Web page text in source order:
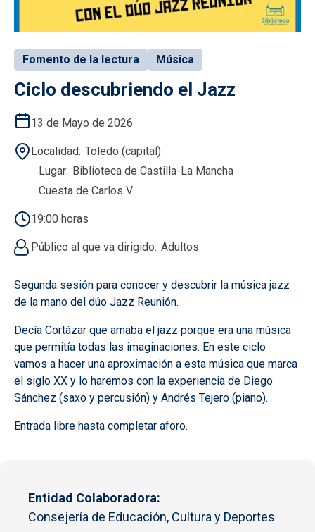
Fomento de la lectura Música
Ciclo descubriendo el Jazz
13 de Mayo de 2026
Localidad Toledo (capital)
Lugar Biblioteca de Castilla-La Mancha
Cuesta de Carlos V
19:00 horas
Público al que va dirigido Adultos
Segunda sesión para conocer y descubrir la música jazz
de la mano del dúo Jazz Reunión.
Decía Cortázar que amaba el jazz porque era una música
que permitía todas las imaginaciones. En este ciclo
vamos a hacer una aproximación a esta música que marca
el siglo XX y lo haremos con la experiencia de Diego
Sánchez (saxo y percusión) y Andrés Tejero (piano).
Entrada libre hasta completar aforo.
Entidad Colaboradora
Consejería de Educación, Cultura y Deportes